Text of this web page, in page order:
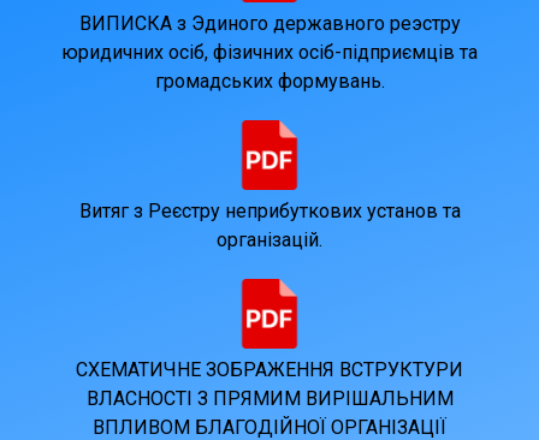
ВИПИСКА з Эдиного державного реэстру
юридичних осіб, фізичних осіб-підприємців та
громадських формувань.
Витяг з Реєстру неприбуткових установ та
організацій.
СХЕМАТИЧНЕ ЗОБРАЖЕННЯ ВСТРУКТУРИ
ВЛАСНОСТІ З ПРЯМИМ ВИРІШАЛЬНИМ
ВПЛИВОМ БЛАГОДІЙНОЇ ОРГАНІЗАЦІЇ